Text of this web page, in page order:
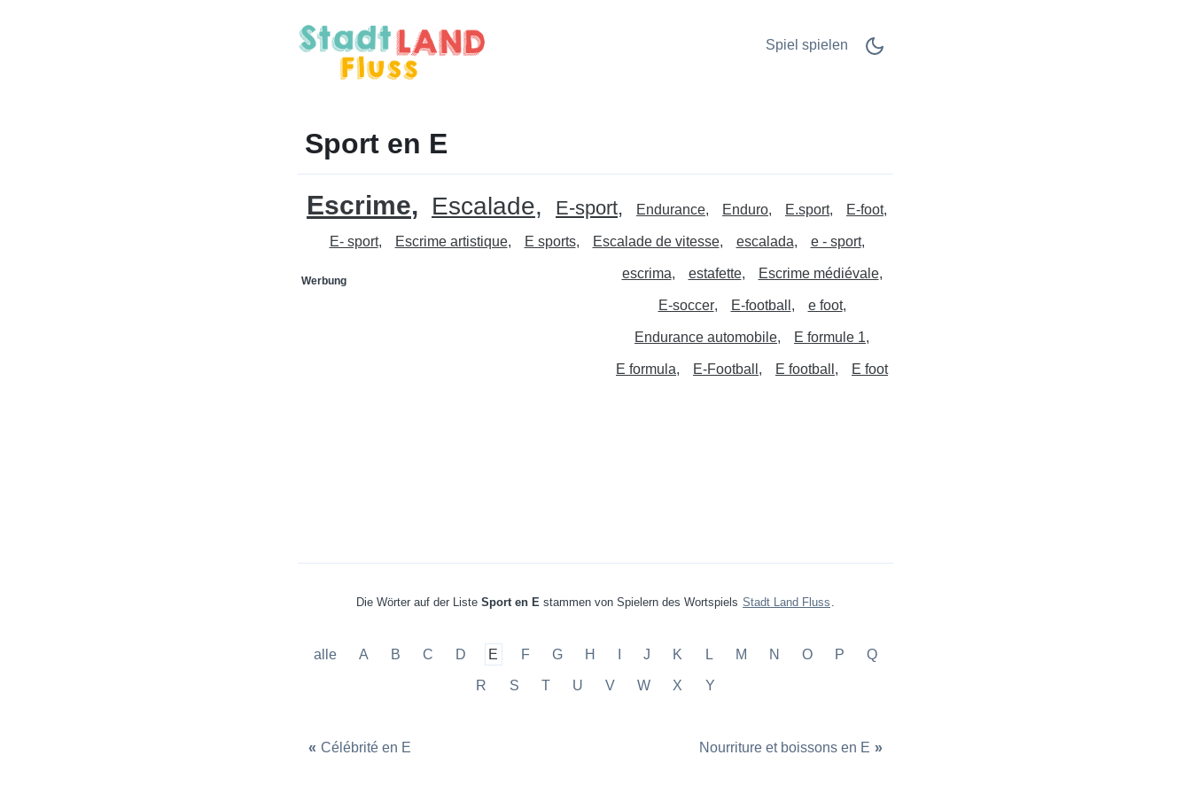
Spiel spielen
Sport en E
Escrime Escalade E-sport Endurance Enduro E.sport E-foot
E- sport Escrime artistique E sports Escalade de vitesse escalada e - sport
escrima estafette
Werbung Escrime médiévale
E-soccer E-football e foot
Endurance automobile E formule 1
E formula E-Football E football E foot
Die Wörter auf der Liste Sport en E stammen von Spielern des Wortspiels Stadt Land Fluss .
alle A B C D E F G H J K L M N O P Q
R S T U V W X Y
« Célébrité en E Nourriture et boissons en E »